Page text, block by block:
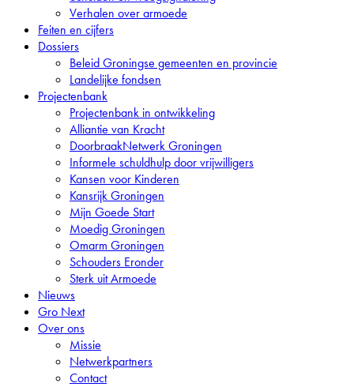
Verhalen over armoede
Feiten en cijfers
Dossiers
Beleid Groningse gemeenten en provincie
Landelijke fondsen
Projectenbank
Projectenbank in ontwikkeling
Alliantie van Kracht
DoorbraakNetwerk Groningen
Informele schuldhulp door vrijwilligers
Kansen voor Kinderen
Kansrijk Groningen
Mijn Goede Start
Moedig Groningen
Omarm Groningen
Schouders Eronder
Sterk uit Armoede
Nieuws
Gro Next
Over ons
Missie
Netwerkpartners
Contact